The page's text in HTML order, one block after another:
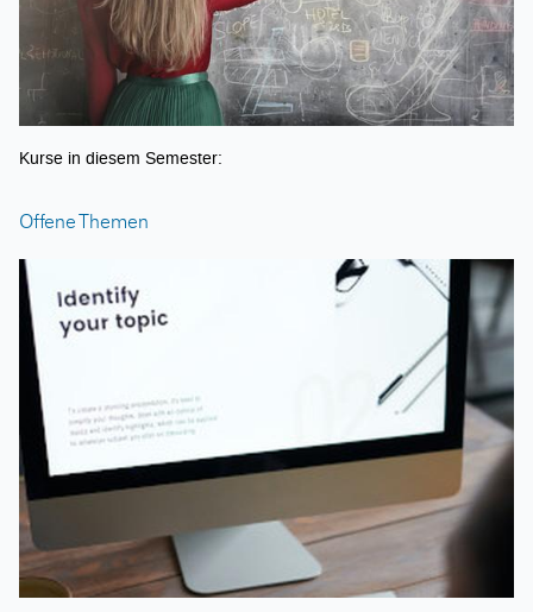
Kurse in diesem Semester:
Offene Themen